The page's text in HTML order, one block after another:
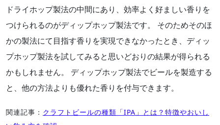
ドライホップ製法の中間にあり、効率よく好ましい香りを
つけられるのがディップホップ製法です。 そのためそのほ
かの製法にて目指す香りを実現できなかったとき、ディッ
プホップ製法を試してみると思いどおりの結果が得られる
かもしれません。 ディップホップ製法でビールを製造する
と、他の方法よりも優れた香りを付与できます。
関連記事： クラフトビールの種類「IPA」とは？特徴やおいし